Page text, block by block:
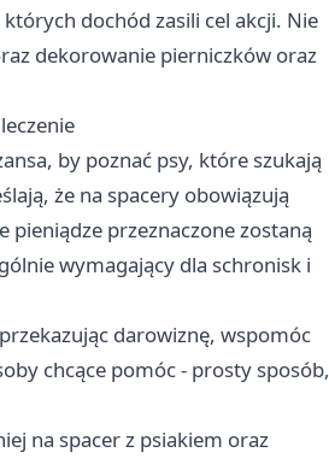
dochód zasili cel akcji. Nie
dekorowanie pierniczków oraz
by poznać psy, które szukają
że na spacery obowiązują
pieniądze przeznaczone zostaną
wymagający dla schronisk i
darowiznę, wspomóc
chcące pomóc - prosty sposób,
na spacer z psiakiem oraz